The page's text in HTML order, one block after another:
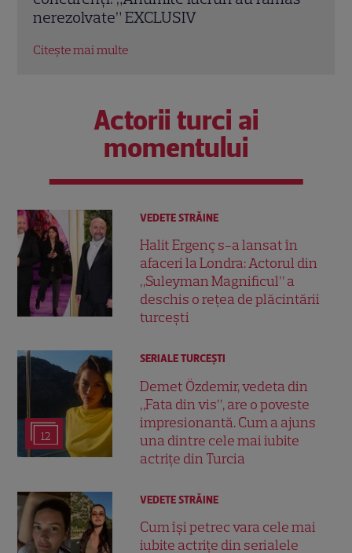
povestea lor de iubire
Citește mai multe
Actorii turci ai
momentului
VEDETE STRĂINE
Halit Ergenç s-a lansat în
afaceri la Londra: Actorul din
„Suleyman Magnificul” a
deschis o rețea de plăcintării
turcești
12
SERIALE TURCEŞTI
Demet Özdemir, vedeta din
„Fata din vis”, are o poveste
impresionantă. Cum a ajuns
una dintre cele mai iubite
actrițe din Turcia
VEDETE STRĂINE
Cum își petrec vara cele mai
iubite actrițe din serialele